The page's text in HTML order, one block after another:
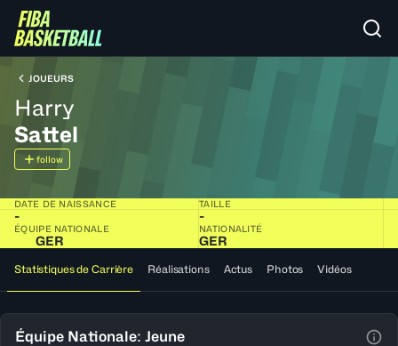
JOUEURS
Harry
Sattel
follow
DATE DE NAISSANCE
-
TAILLE
-
ÉQUIPE NATIONALE
GER
NATIONALITÉ
GER
Statistiques de Carrière Réalisations Actus Photos Vidéos
Équipe Nationale: Jeune